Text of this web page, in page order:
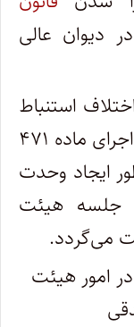
دیوان عالی
استنباط
ماده ۴۷۱
ایجاد وحدت
جلسه هیئت
می‌گردد.
امور هیئت